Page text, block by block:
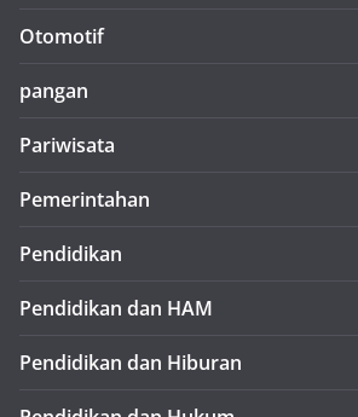
Otomotif
pangan
Pariwisata
Pemerintahan
Pendidikan
Pendidikan dan HAM
Pendidikan dan Hiburan